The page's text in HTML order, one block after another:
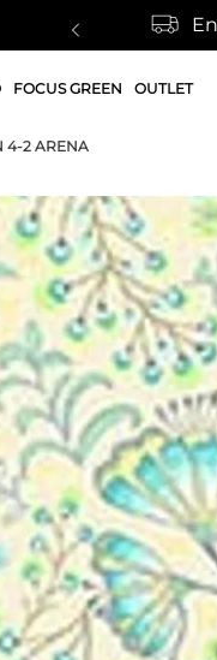
FOCUS GREEN OUTLET
4-2 ARENA